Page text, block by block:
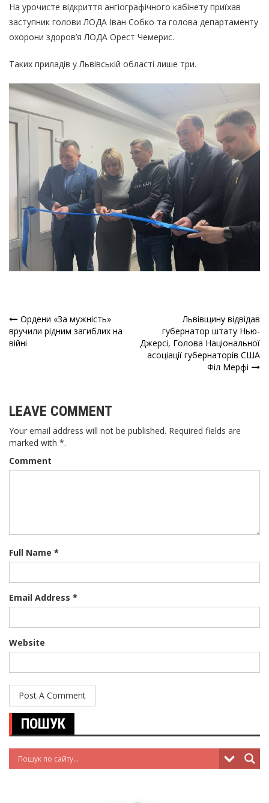
На урочисте відкриття ангіографічного кабінету приїхав
заступник голови ЛОДА Іван Собко та голова департаменту
охорони здоров’я ЛОДА Орест Чемерис.
Таких приладів у Львівській області лише три.
Навігація
Ордени «За мужність»
вручили рідним загиблих на
війні
Львівщину відвідав
губернатор штату Нью-
Джерсі, Голова Національної
асоціації губернаторів США
Філ Мерфі
LEAVE COMMENT
Your email address will not be published. Required fields are
marked with *.
Comment
Full Name *
Email Address *
Website
ПОШУК